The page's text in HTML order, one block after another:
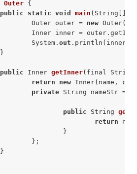
Outer {
public
static void main (String[]
			Outer outer =
new
Inner inner =
			System.
out
public Inner getInner(final String
return
new Inner(name,
private String nameStr =
public String
return